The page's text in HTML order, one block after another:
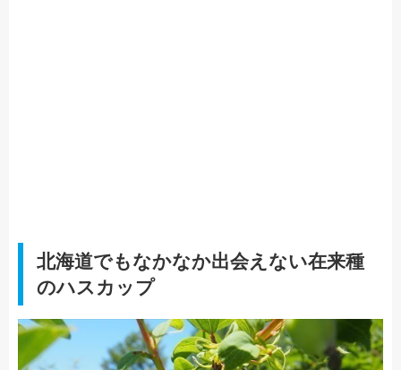
北海道でもなかなか出会えない在来種
のハスカップ